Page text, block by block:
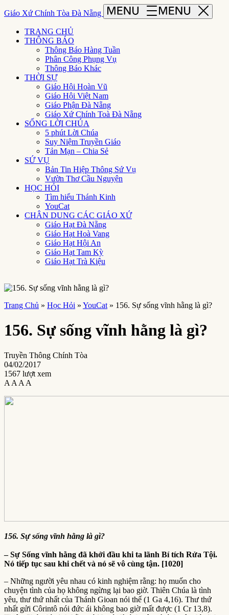
Giáo Xứ Chính Tòa Đà Nẵng
TRANG CHỦ
THÔNG BÁO
Thông Báo Hàng Tuần
Phân Công Phụng Vụ
Thông Báo Khác
THỜI SỰ
Giáo Hội Hoàn Vũ
Giáo Hội Việt Nam
Giáo Phận Đà Nẵng
Giáo Xứ Chính Toà Đà Nẵng
SỐNG LỜI CHÚA
5 phút Lời Chúa
Suy Niệm Truyền Giáo
Tản Mạn – Chia Sẻ
SỨ VỤ
Bản Tin Hiệp Thông Sứ Vụ
Vườn Thơ Cầu Nguyện
HỌC HỎI
Tìm hiểu Thánh Kinh
YouCat
CHÂN DUNG CÁC GIÁO XỨ
Giáo Hạt Đà Nẵng
Giáo Hạt Hoà Vang
Giáo Hạt Hội An
Giáo Hạt Tam Kỳ
Giáo Hạt Trà Kiệu
Trang Chủ » Học Hỏi » YouCat » 156. Sự sống vĩnh hằng là gì?
156. Sự sống vĩnh hằng là gì?
Truyền Thông Chính Tòa
04/02/2017
1567 lượt xem
A A A A
156. Sự sống vĩnh hằng là gì?
– Sự Sống vĩnh hằng đã khởi đầu khi ta lãnh Bí tích Rửa Tội.
Nó tiếp tục sau khi chết và nó sẽ vô cùng tận. [1020]
– Những người yêu nhau có kinh nghiệm rằng: họ muốn cho
chuyện tình của họ không ngừng lại bao giờ. Thiên Chúa là tình
yêu, thư thứ nhất của Thánh Gioan nói thế (1 Ga 4,16). Thư thứ
nhất gửi Côrintô nói đức ái không bao giờ mất được (1 Cr 13,8).